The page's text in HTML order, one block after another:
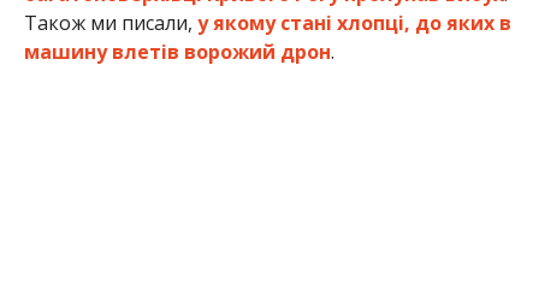
Також ми писали, у якому стані хлопці, до яких в
машину влетів ворожий дрон.